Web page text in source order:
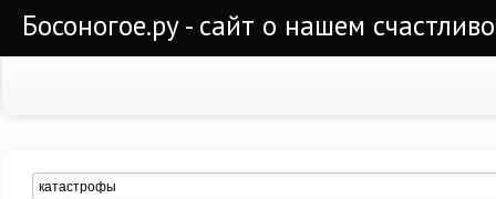
Босоногое.ру - сайт о нашем